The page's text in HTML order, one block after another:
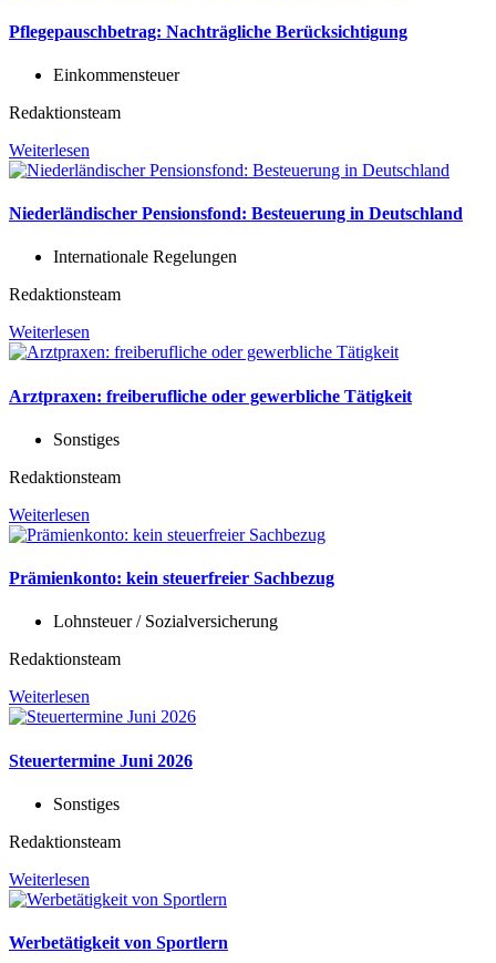
Pflegepauschbetrag: Nachträgliche Berücksichtigung
Einkommensteuer
Redaktionsteam
Weiterlesen
Niederländischer Pensionsfond: Besteuerung in Deutschland
Internationale Regelungen
Redaktionsteam
Weiterlesen
Arztpraxen: freiberufliche oder gewerbliche Tätigkeit
Sonstiges
Redaktionsteam
Weiterlesen
Prämienkonto: kein steuerfreier Sachbezug
Lohnsteuer / Sozialversicherung
Redaktionsteam
Weiterlesen
Steuertermine Juni 2026
Sonstiges
Redaktionsteam
Weiterlesen
Werbetätigkeit von Sportlern